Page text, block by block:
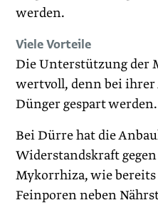
werden.
Viele Vorteile
Die Unterstützung der
wertvoll, denn bei
Dünger gespart werden.
Bei Dürre hat die
Widerstandskraft
Mykorrhiza, wie bereits
Feinporen neben